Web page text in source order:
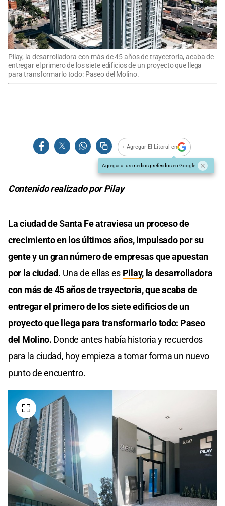
Pilay, la desarrolladora con más de 45 años de trayectoria, acaba de
entregar el primero de los siete edificios de un proyecto que llega
para transformarlo todo: Paseo del Molino.
+ Agregar El Litoral en
Agregar a tus medios preferidos en Google
Contenido realizado por Pilay
Laciudad de Santa Featraviesa un proceso de
crecimiento en los últimos años, impulsado por su
gente y un gran número de empresas que apuestan
por la ciudad. Una de ellas es Pilay, la desarrolladora
con más de 45 años de trayectoria, que acaba de
entregar el primero de los siete edificios de un
proyecto que llega para transformarlo todo: Paseo
del Molino. Donde antes había historia y recuerdos
para la ciudad, hoy empieza a tomar forma un nuevo
punto de encuentro.